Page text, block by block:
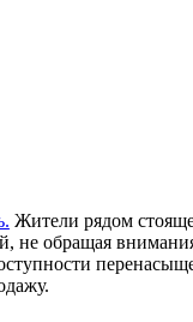
Жители рядом
не обращая